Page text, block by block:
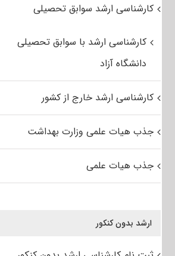
کارشناسی ارشد سوابق تحصیلی
کارشناسی ارشد با سوابق تحصیلی
دانشگاه آزاد
کارشناسی ارشد خارج از کشور
جذب هیات علمی وزارت بهداشت
جذب هیات علمی
ارشد بدون کنکور